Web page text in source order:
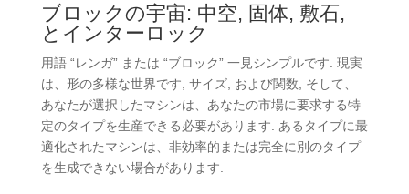
ブロックの宇宙: 中空, 固体, 敷石,
とインターロック
用語 “レンガ” または “ブロック” 一見シンプルです. 現実
は、形の多様な世界です, サイズ, および関数, そして、
あなたが選択したマシンは、あなたの市場に要求する特
定のタイプを生産できる必要があります. あるタイプに最
適化されたマシンは、非効率的または完全に別のタイプ
を生成できない場合があります.